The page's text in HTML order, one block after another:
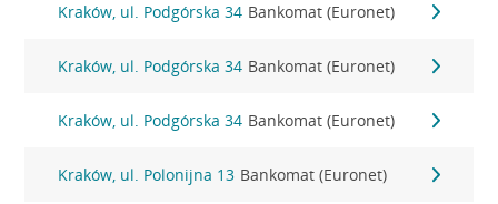
Kraków, ul. Podgórska 34 Bankomat (Euronet)
Kraków, ul. Podgórska 34 Bankomat (Euronet)
Kraków, ul. Podgórska 34 Bankomat (Euronet)
Kraków, ul. Polonijna 13 Bankomat (Euronet)